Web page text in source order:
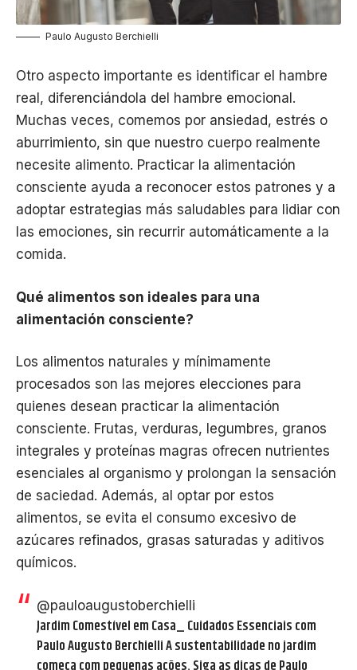
Paulo Augusto Berchielli
Otro aspecto importante es identificar el hambre
real, diferenciándola del hambre emocional.
Muchas veces, comemos por ansiedad, estrés o
aburrimiento, sin que nuestro cuerpo realmente
necesite alimento. Practicar la alimentación
consciente ayuda a reconocer estos patrones y a
adoptar estrategias más saludables para lidiar con
las emociones, sin recurrir automáticamente a la
comida.
Qué alimentos son ideales para una
alimentación consciente?
Los alimentos naturales y mínimamente
procesados son las mejores elecciones para
quienes desean practicar la alimentación
consciente. Frutas, verduras, legumbres, granos
integrales y proteínas magras ofrecen nutrientes
esenciales al organismo y prolongan la sensación
de saciedad. Además, al optar por estos
alimentos, se evita el consumo excesivo de
azúcares refinados, grasas saturadas y aditivos
químicos.
@pauloaugustoberchielli
Jardim Comestível em Casa_ Cuidados Essenciais com
Paulo Augusto Berchielli A sustentabilidade no jardim